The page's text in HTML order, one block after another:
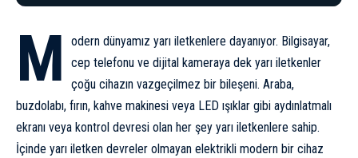
M
odern dünyamız yarı iletkenlere dayanıyor. Bilgisayar,
cep telefonu ve dijital kameraya dek yarı iletkenler
çoğu cihazın vazgeçilmez bir bileşeni. Araba,
buzdolabı, fırın, kahve makinesi veya LED ışıklar gibi aydınlatmalı
ekranı veya kontrol devresi olan her şey yarı iletkenlere sahip.
İçinde yarı iletken devreler olmayan elektrikli modern bir cihaz